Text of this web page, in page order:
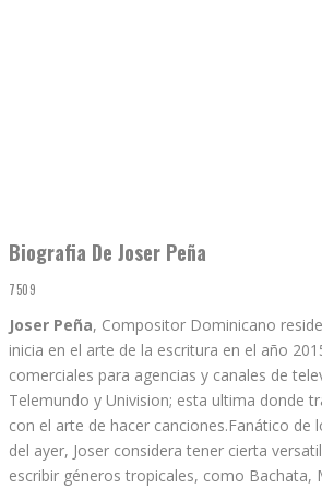
Biografia De Joser Peña
7509
Joser Peña, Compositor Dominicano
inicia en el arte de la escritura en el año
comerciales para agencias y canales de
Telemundo y Univision; esta ultima donde
con el arte de hacer canciones.Fanático de
del ayer, Joser considera tener cierta
escribir géneros tropicales, como Bachata,